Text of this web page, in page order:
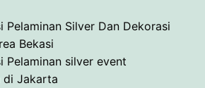
Pelaminan Silver Dan Dekorasi
Bekasi
Pelaminan silver event
di Jakarta